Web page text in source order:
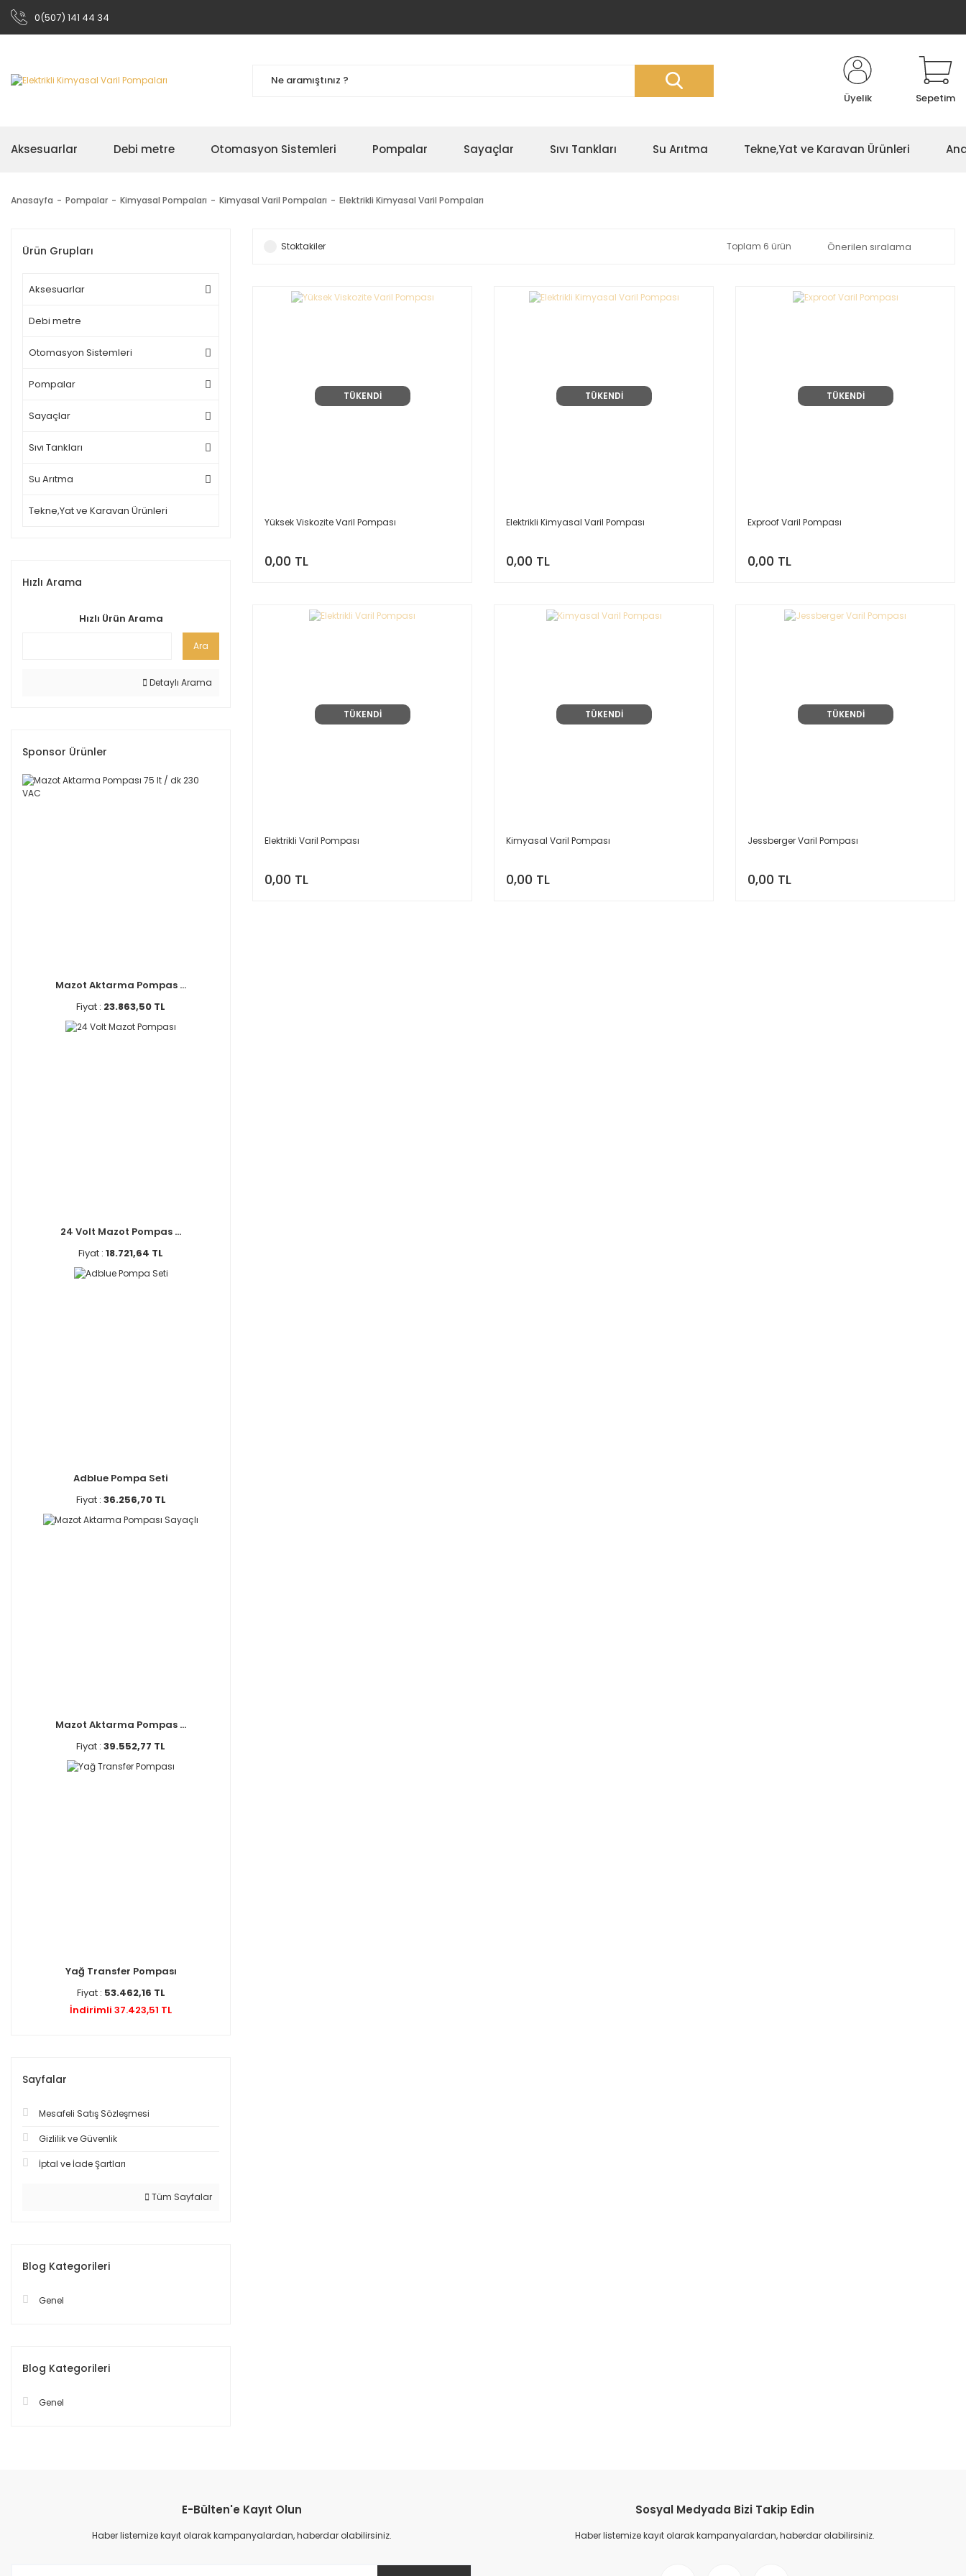
0(507) 141 44 34
Üyelik Sepetim
Aksesuarlar Debi metre Otomasyon Sistemleri Pompalar Sayaçlar Sıvı Tankları Su Arıtma Tekne,Yat ve Karavan Ürünleri
Anasayfa Pompalar Kimyasal Pompaları Kimyasal Varil Pompaları Elektrikli Kimyasal Varil Pompaları
Ürün Grupları
Aksesuarlar
Debi metre
Otomasyon Sistemleri
Pompalar
Sayaçlar
Sıvı Tankları
Su Arıtma
Tekne,Yat ve Karavan Ürünleri
Hızlı Arama
Hızlı Ürün Arama
Ara
Detaylı Arama
Sponsor Ürünler
Mazot Aktarma Pompas ...
Fiyat : 23.863,50 TL
24 Volt Mazot Pompas ...
Fiyat : 18.721,64 TL
Adblue Pompa Seti
Fiyat : 36.256,70 TL
Mazot Aktarma Pompas ...
Fiyat : 39.552,77 TL
Yağ Transfer Pompası
Fiyat : 53.462,16 TL
İndirimli 37.423,51 TL
Sayfalar
Mesafeli Satış Sözleşmesi
Gizlilik ve Güvenlik
İptal ve İade Şartları
Tüm Sayfalar
Blog Kategorileri
Genel
Blog Kategorileri
Genel
Stoktakiler Toplam 6 ürün
TÜKENDİ
Yüksek Viskozite Varil Pompası
0,00 TL
TÜKENDİ
Elektrikli Kimyasal Varil Pompası
0,00 TL
TÜKENDİ
Exproof Varil Pompası
0,00 TL
TÜKENDİ
Elektrikli Varil Pompası
0,00 TL
TÜKENDİ
Kimyasal Varil Pompası
0,00 TL
TÜKENDİ
Jessberger Varil Pompası
0,00 TL
E-Bülten'e Kayıt Olun
Haber listemize kayıt olarak kampanyalardan, haberdar olabilirsiniz.
Sosyal Medyada Bizi Takip Edin
Haber listemize kayıt olarak kampanyalardan, haberdar olabilirsiniz.